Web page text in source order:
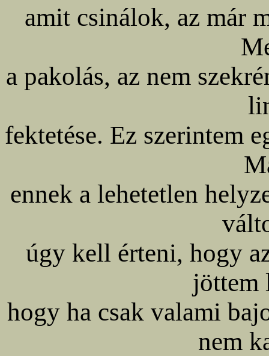
amit csinálok, az már
a pakolás, az nem
fektetése. Ez szerintem
ennek a lehetetlen
úgy kell érteni, hogy
jöttem
hogy ha csak valami
nem